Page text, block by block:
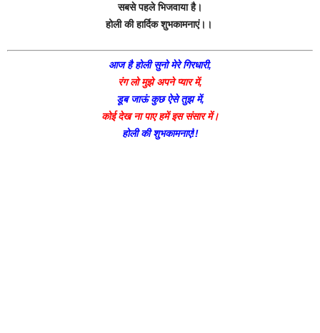
सबसे पहले भिजवाया है।
होली की हार्दिक शुभकामनाएं।।
आज है होली सुनो मेरे गिरधारी,
रंग लो मुझे अपने प्यार में,
डूब जाऊं कुछ ऐसे तुझ में,
कोई देख ना पाए हमें इस संसार में।
होली की शुभकामनाएं!!